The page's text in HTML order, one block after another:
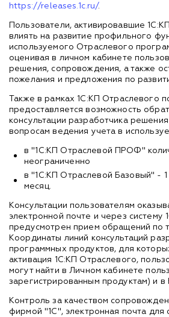
https://releases.1c.ru/.
Пользователи, активировавшие
влиять на развитие профильного
используемого Отраслевого
оценивая в личном кабинете
решения, сопровождения, а также
пожелания и предложения по
Также в рамках 1С:КП Отраслевого
предоставляется возможность
консультации разработчика
вопросам ведения учета в
в "1С:КП Отраслевой ПРОФ"
неограниченно
в "1С:КП Отраслевой Базовый" - 1
месяц.
Консультации пользователям
электронной почте и через систему
предусмотрен прием обращений по
Координаты линий консультаций
программных продуктов, для
активация 1С:КП Отраслевого,
могут найти в Личном кабинете
зарегистрированным продуктам) и в
Контроль за качеством
фирмой "1С", электронная почта для